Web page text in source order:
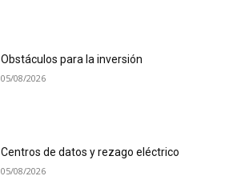
Obstáculos para la inversión
05/08/2026
Centros de datos y rezago eléctrico
05/08/2026